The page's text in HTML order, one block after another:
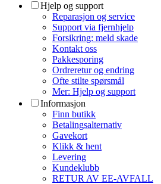
Hjelp og support
Reparasjon og service
Support via fjernhjelp
Forsikring: meld skade
Kontakt oss
Pakkesporing
Ordreretur og endring
Ofte stilte spørsmål
Mer: Hjelp og support
Informasjon
Finn butikk
Betalingsalternativ
Gavekort
Klikk & hent
Levering
Kundeklubb
RETUR AV EE-AVFALL